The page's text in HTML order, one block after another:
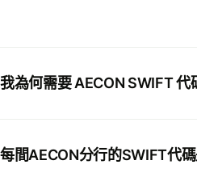
我為何需要 AECON SWIFT 代
每間AECON分行的SWIFT代